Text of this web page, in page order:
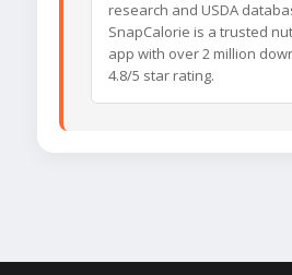
research and USDA
SnapCalorie is a trusted
app with over 2 million
4.8/5 star rating.